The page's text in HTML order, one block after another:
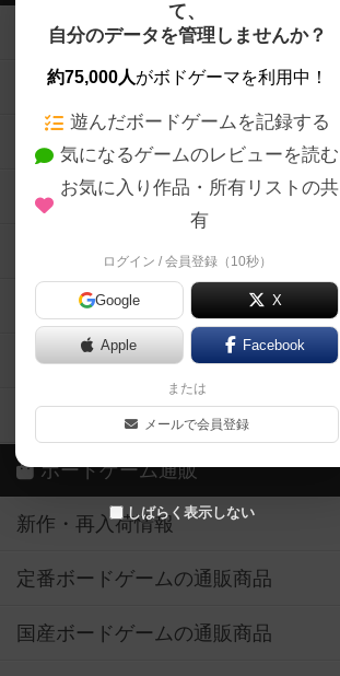
て、
自分のデータを管理しませんか？
約75,000人がボドゲーマを利用中！
遊んだボードゲームを記録する
気になるゲームのレビューを読む
お気に入り作品・所有リストの共
有
ログイン / 会員登録（10秒）
Google X
Apple Facebook
または
メールで会員登録
しばらく表示しない
ボードゲームを検索する
ボードゲームの新着レビュー
ボードゲーム会情報
メカニクス特集
掲示板・トピックス
ボドとも・会員一覧
ボードゲーム業界コラム
ボドゲーマご利用案内
ボードゲーム通販
新作・再入荷情報
定番ボードゲームの通販商品
国産ボードゲームの通販商品